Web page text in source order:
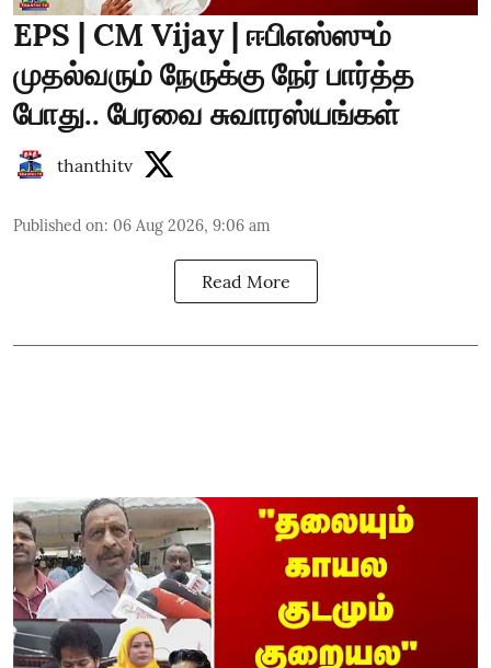
EPS | CM Vijay | ஈபிஎஸ்ஸும்
முதல்வரும் நேருக்கு நேர் பார்த்த
போது.. பேரவை சுவாரஸ்யங்கள்
thanthitv
Published on: 06 Aug 2026, 9:06 am
Read More